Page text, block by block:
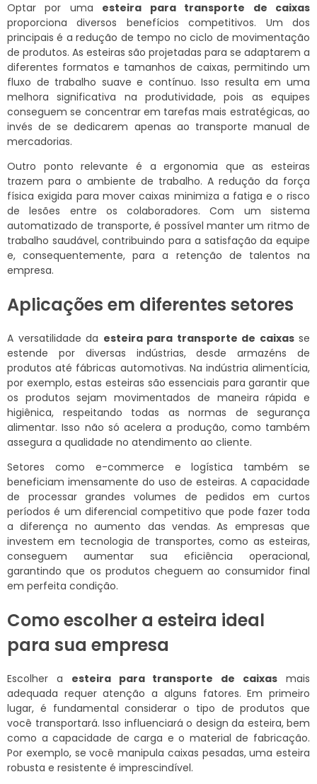
Optar por uma esteira para transporte de caixas
proporciona diversos benefícios competitivos. Um dos
principais é a redução de tempo no ciclo de movimentação
de produtos. As esteiras são projetadas para se adaptarem a
diferentes formatos e tamanhos de caixas, permitindo um
fluxo de trabalho suave e contínuo. Isso resulta em uma
melhora significativa na produtividade, pois as equipes
conseguem se concentrar em tarefas mais estratégicas, ao
invés de se dedicarem apenas ao transporte manual de
mercadorias.
Outro ponto relevante é a ergonomia que as esteiras
trazem para o ambiente de trabalho. A redução da força
física exigida para mover caixas minimiza a fatiga e o risco
de lesões entre os colaboradores. Com um sistema
automatizado de transporte, é possível manter um ritmo de
trabalho saudável, contribuindo para a satisfação da equipe
e, consequentemente, para a retenção de talentos na
empresa.
Aplicações em diferentes setores
A versatilidade da esteira para transporte de caixasse
estende por diversas indústrias, desde armazéns de
produtos até fábricas automotivas. Na indústria alimentícia,
por exemplo, estas esteiras são essenciais para garantir que
os produtos sejam movimentados de maneira rápida e
higiênica, respeitando todas as normas de segurança
alimentar. Isso não só acelera a produção, como também
assegura a qualidade no atendimento ao cliente.
Setores como e-commerce e logística também se
beneficiam imensamente do uso de esteiras. A capacidade
de processar grandes volumes de pedidos em curtos
períodos é um diferencial competitivo que pode fazer toda
a diferença no aumento das vendas. As empresas que
investem em tecnologia de transportes, como as esteiras,
conseguem aumentar sua eficiência operacional,
garantindo que os produtos cheguem ao consumidor final
em perfeita condição.
Como escolher a esteira ideal
para sua empresa
Escolher a esteira para transporte de caixas mais
adequada requer atenção a alguns fatores. Em primeiro
lugar, é fundamental considerar o tipo de produtos que
você transportará. Isso influenciará o design da esteira, bem
como a capacidade de carga e o material de fabricação.
Por exemplo, se você manipula caixas pesadas, uma esteira
robusta e resistente é imprescindível.